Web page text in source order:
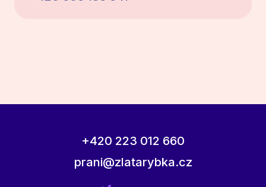
+420 223 012 660
prani@zlatarybka.cz